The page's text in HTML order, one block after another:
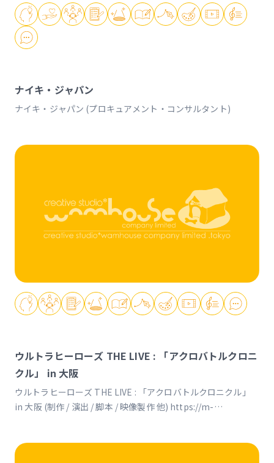
ナイキ・ジャパン
ナイキ・ジャパン (プロキュアメント・コンサルタント)
ウルトラヒーローズ THE LIVE : 「アクロバトルクロニ
クル」 in 大阪
ウルトラヒーローズ THE LIVE : 「アクロバトルクロニクル」
in 大阪 (制作 / 演出 / 脚本 / 映像製作 他) https://m-